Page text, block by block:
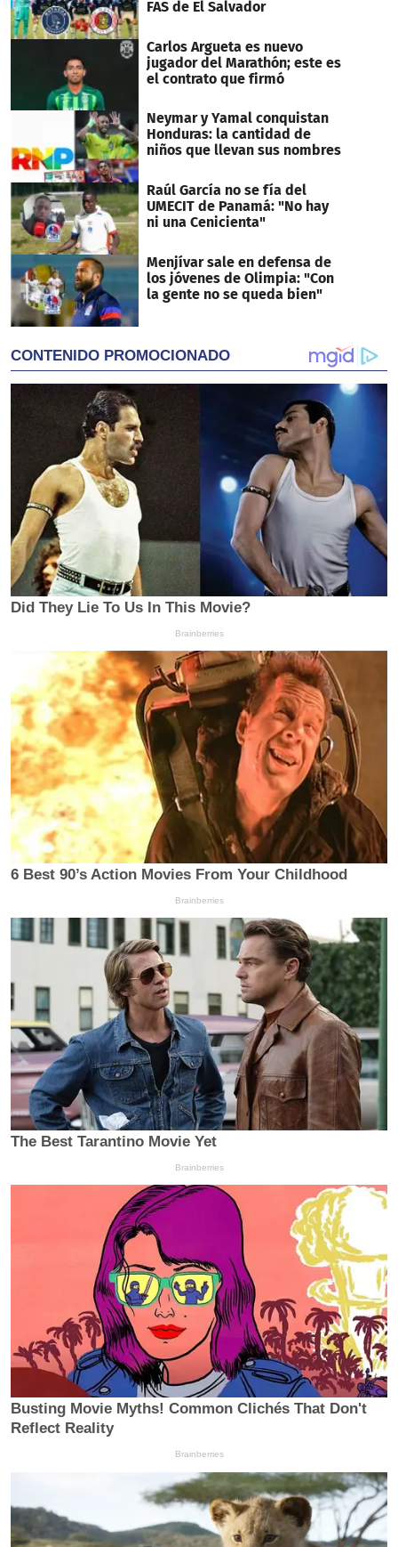
FAS de El Salvador
Carlos Argueta es nuevo
jugador del Marathón; este es
el contrato que firmó
Neymar y Yamal conquistan
Honduras: la cantidad de
niños que llevan sus nombres
Raúl García no se fía del
UMECIT de Panamá: "No hay
ni una Cenicienta"
Menjívar sale en defensa de
los jóvenes de Olimpia: "Con
la gente no se queda bien"